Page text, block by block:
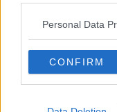
Personal Data
CONFIRM
attraverso la raccolta
anche azioni di
fenomeni come le
dispositivi installati sul